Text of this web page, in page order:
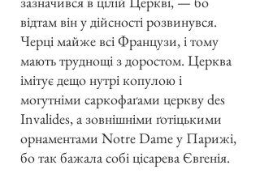
відтам він у дійсності розвинувся.
Черці майже всі Французи, і тому
мають труднощі з доростом. Церква
імітує дещо нутрі копулою і
могутніми саркофаґами церкву des
Invalides, а зовнішніми ґотіцькими
орнаментами Notre Dame у Парижі,
бо так бажала собі цісарева Євгенія.